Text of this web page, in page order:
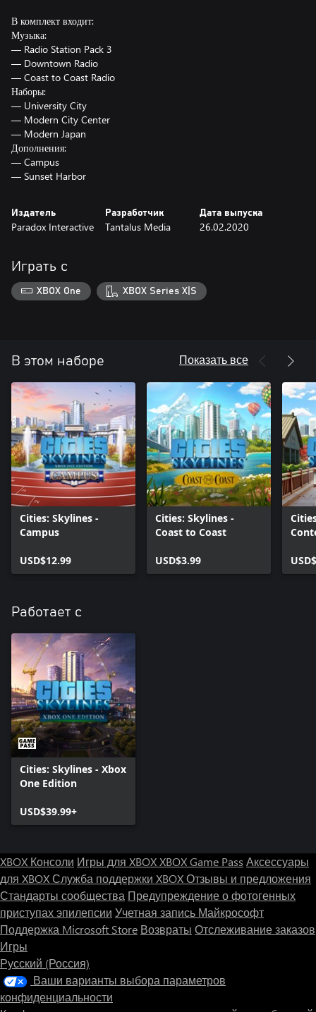
В комплект входит:
Музыка:
— Radio Station Pack 3
— Downtown Radio
— Coast to Coast Radio
Наборы:
— University City
— Modern City Center
— Modern Japan
Дополнения:
— Campus
Издатель
Paradox Interactive
Разработчик
Tantalus Media
Дата выпуска
26.02.2020
Играть с
XBOX One XBOX Series X|S
В этом наборе Показать все
Cities: Skylines -
Campus
USD$12.99
Cities: Skylines -
Coast to Coast
USD$3.99
Работает с
Cities: Skylines - Xbox
One Edition
USD$39.99+
XBOX Консоли Игры для XBOXXBOX Game Pass Аксессуары
для XBOXСлужба поддержки XBOXОтзывы и предложения
Стандарты сообщества Предупреждение о фотогенных
приступах эпилепсии Учетная запись Майкрософт
Поддержка Microsoft Store Возвраты Отслеживание заказов
Игры
Русский (Россия)
Ваши варианты выбора параметров
конфиденциальности